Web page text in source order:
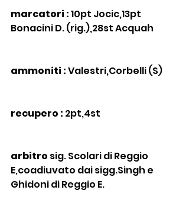
marcatori : 10pt Jocic,13pt
Bonacini D. (rig.),28st Acquah
ammoniti : Valestri,Corbelli (S)
recupero : 2pt,4st
arbitro sig. Scolari di Reggio
E,coadiuvato dai sigg.Singh e
Ghidoni di Reggio E.